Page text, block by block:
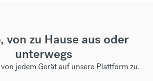
von zu Hause aus oder
unterwegs
jedem Gerät auf unsere Plattform zu.